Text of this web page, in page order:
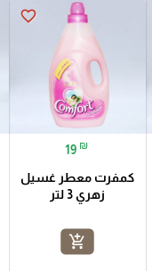
favorite_border
19 ₪
كمفرت معطر غسيل
زهري 3 لتر
add_shopping_cart